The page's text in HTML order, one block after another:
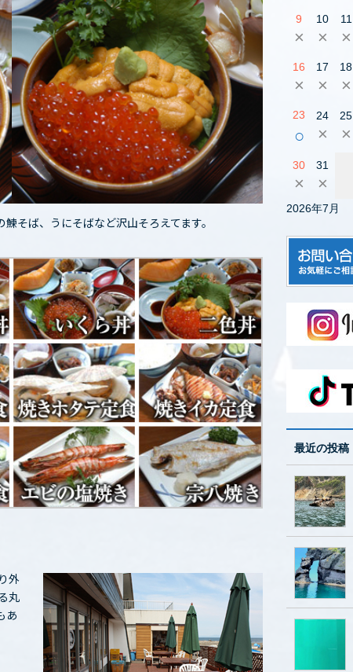
そば、うにそばなど沢山そろえてます。
外
丸
あ
9
×
10
×
11
×
16
×
17
×
18
×
23
○
24
×
25
×
30
×
31
×
2026年7月
最近の投稿